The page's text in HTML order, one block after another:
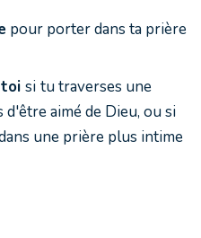
pour porter dans ta prière
si tu traverses une
aimé de Dieu, ou si
une prière plus intime